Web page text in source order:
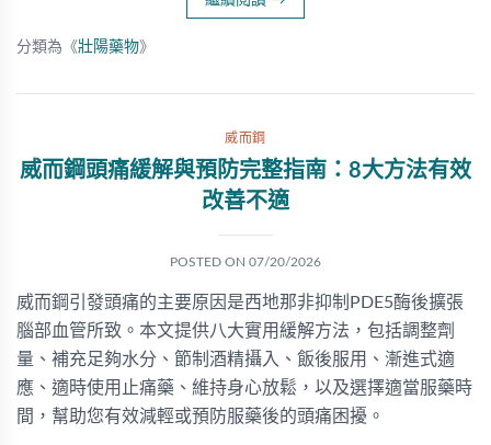
分類為《壯陽藥物》
威而鋼
威而鋼頭痛緩解與預防完整指南：8大方法有效
改善不適
POSTED ON 07/20/2026
威而鋼引發頭痛的主要原因是西地那非抑制PDE5酶後擴張
腦部血管所致。本文提供八大實用緩解方法，包括調整劑
量、補充足夠水分、節制酒精攝入、飯後服用、漸進式適
應、適時使用止痛藥、維持身心放鬆，以及選擇適當服藥時
間，幫助您有效減輕或預防服藥後的頭痛困擾。